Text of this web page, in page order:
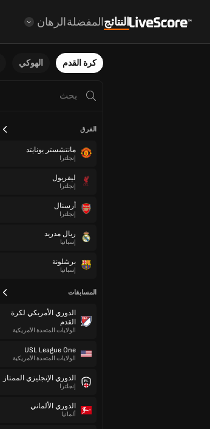
النتائجالمفضلةالرهان
كرة القدم الهوكي
الفرق
مانتشستر يونايتد
إنجلترا
ليفربول
إنجلترا
أرسنال
إنجلترا
ريال مدريد
إسبانيا
برشلونة
إسبانيا
المسابقات
الدوري الأمريكي لكرة
القدم
الولايات المتحدة الأمريكية
USL League One
الولايات المتحدة الأمريكية
الدوري الإنجليزي الممتاز
إنجلترا
الدوري الألماني
ألمانيا